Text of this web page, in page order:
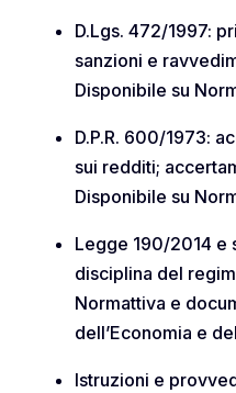
D.Lgs. 472/1997:
sanzioni e
Disponibile su
D.P.R. 600/1973:
sui redditi;
Disponibile su
Legge 190/2014 e
disciplina del
Normattiva e
dell’Economia e
Istruzioni e